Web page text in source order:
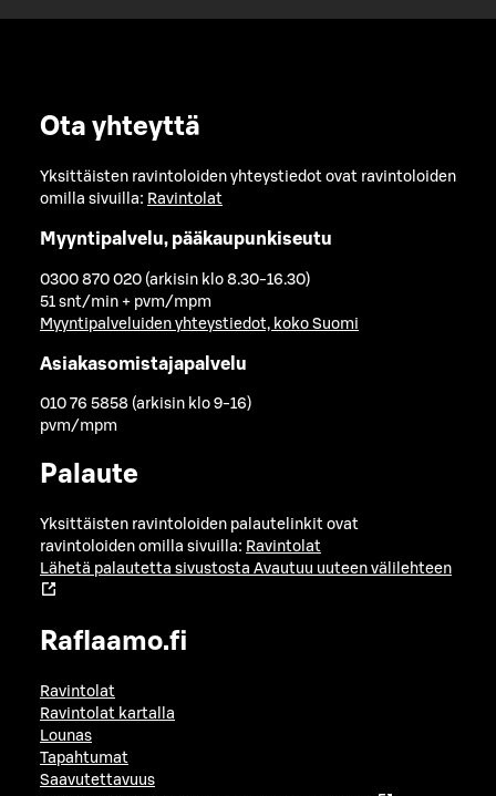
Ota yhteyttä
Yksittäisten ravintoloiden yhteystiedot ovat ravintoloiden
omilla sivuilla: Ravintolat
Myyntipalvelu, pääkaupunkiseutu
0300 870 020 (arkisin klo 8.30-16.30)
51 snt/min + pvm/mpm
Myyntipalveluiden yhteystiedot, koko Suomi
Asiakasomistajapalvelu
010 76 5858 (arkisin klo 9-16)
pvm/mpm
Palaute
Yksittäisten ravintoloiden palautelinkit ovat
ravintoloiden omilla sivuilla: Ravintolat
Lähetä palautetta sivustosta Avautuu uuteen välilehteen
Raflaamo.fi
Ravintolat
Ravintolat kartalla
Lounas
Tapahtumat
Saavutettavuus